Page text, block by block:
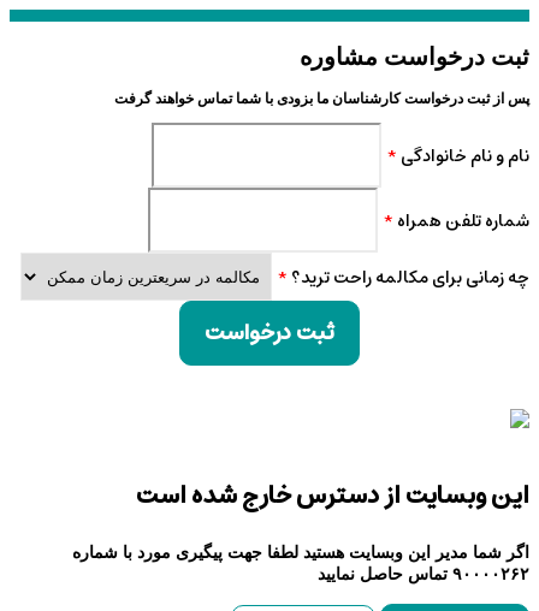
ثبت درخواست مشاوره
پس از ثبت درخواست کارشناسان ما بزودی با شما تماس خواهند گرفت
نام و نام خانوادگی *
شماره تلفن همراه *
چه زمانی برای مکالمه راحت ترید؟ *
ثبت درخواست
این وبسایت از دسترس خارج شده است
اگر شما مدیر این وبسایت هستید لطفا جهت پیگیری مورد با شماره
۹۰۰۰۰۲۶۲ تماس حاصل نمایید